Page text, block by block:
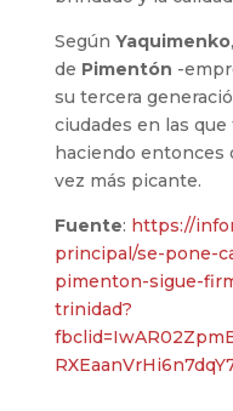
Según Yaquimenko
de Pimentón -
su tercera
ciudades en las
haciendo entonces
vez más picante.
Fuente: https://
principal/se-pone-
pimenton-sigue-
trinidad?